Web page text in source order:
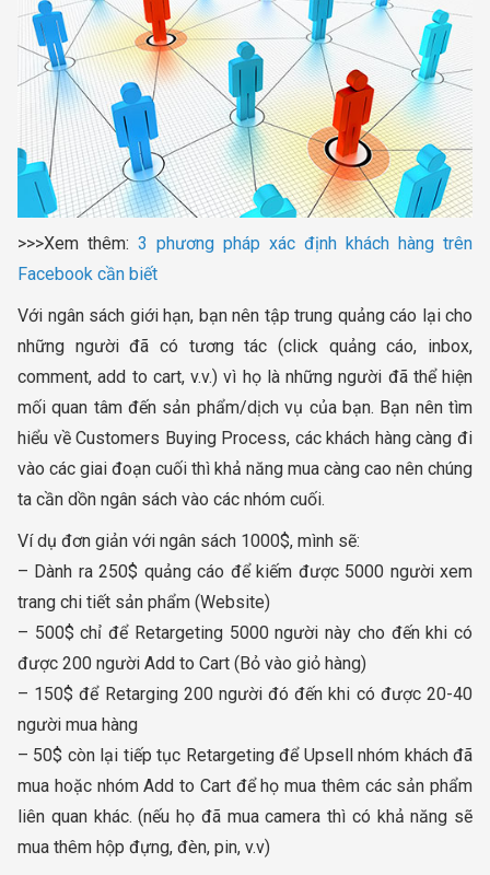
>>>Xem thêm: 3 phương pháp xác định khách hàng trên
Facebook cần biết
Với ngân sách giới hạn, bạn nên tập trung quảng cáo lại cho
những người đã có tương tác (click quảng cáo, inbox,
comment, add to cart, v.v.) vì họ là những người đã thể hiện
mối quan tâm đến sản phẩm/dịch vụ của bạn. Bạn nên tìm
hiểu về Customers Buying Process, các khách hàng càng đi
vào các giai đoạn cuối thì khả năng mua càng cao nên chúng
ta cần dồn ngân sách vào các nhóm cuối.
Ví dụ đơn giản với ngân sách 1000$, mình sẽ:
– Dành ra 250$ quảng cáo để kiếm được 5000 người xem
trang chi tiết sản phẩm (Website)
– 500$ chỉ để Retargeting 5000 người này cho đến khi có
được 200 người Add to Cart (Bỏ vào giỏ hàng)
– 150$ để Retarging 200 người đó đến khi có được 20-40
người mua hàng
– 50$ còn lại tiếp tục Retargeting để Upsell nhóm khách đã
mua hoặc nhóm Add to Cart để họ mua thêm các sản phẩm
liên quan khác. (nếu họ đã mua camera thì có khả năng sẽ
mua thêm hộp đựng, đèn, pin, v.v)